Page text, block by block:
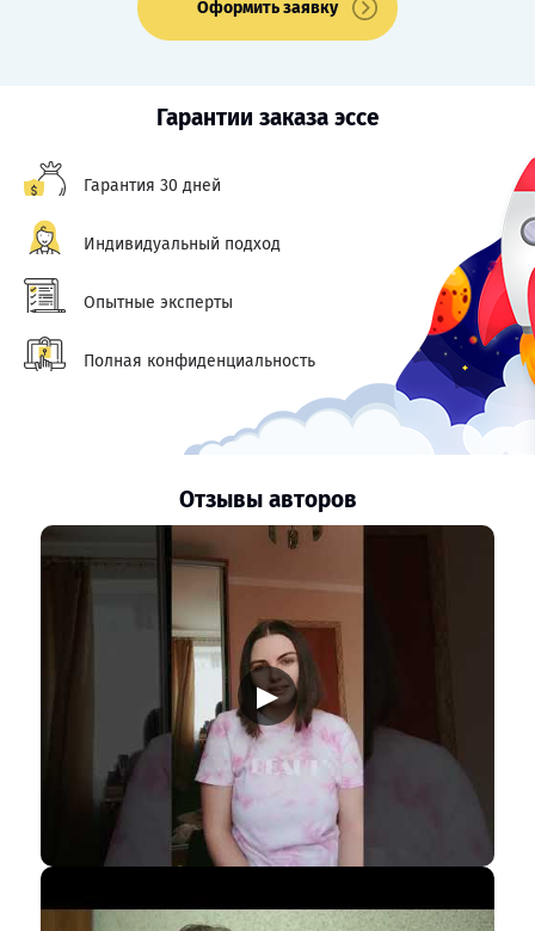
Оформить заявку
Гарантии заказа эссе
Гарантия 30 дней
Индивидуальный подход
Опытные эксперты
Полная конфиденциальность
Отзывы авторов
▶